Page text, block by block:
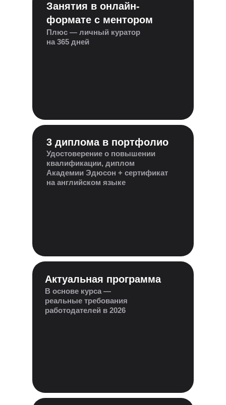
Занятия в онлайн-
формате с ментором
Плюс — личный куратор
на 365 дней
3 диплома в портфолио
Удостоверение о повышении
квалификации, диплом
Академии Эдюсон + сертификат
на английском языке
Актуальная программа
В основе курса —
реальные требования
работодателей в 2026